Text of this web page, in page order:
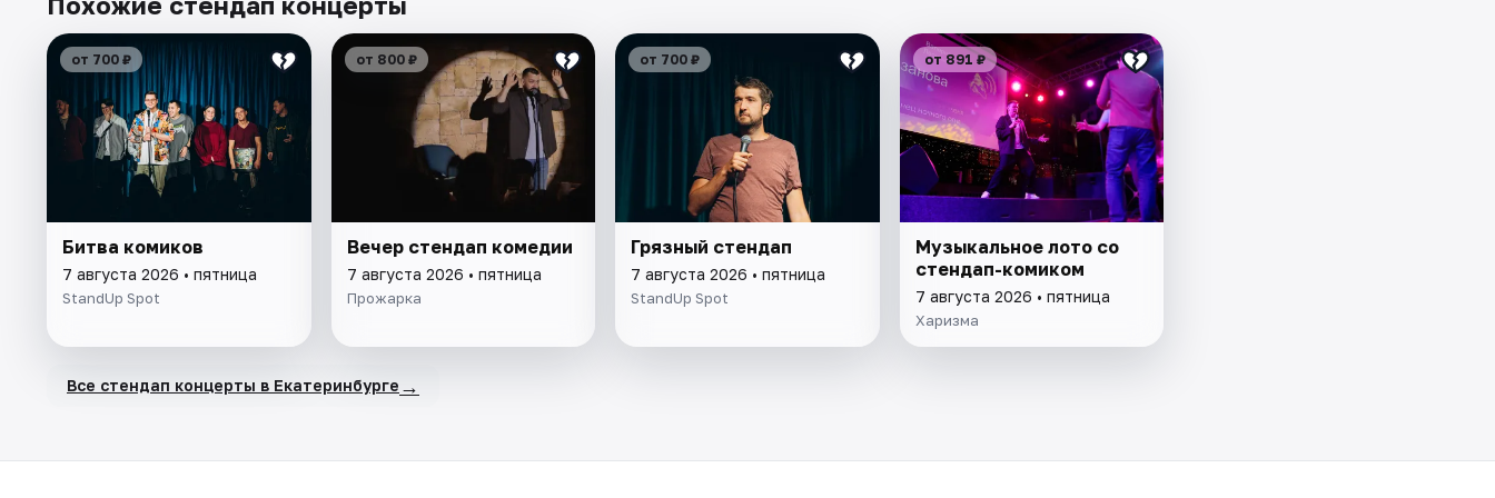
от 700 ₽
Битва комиков
7 августа 2026 • пятница
StandUp Spot
от 800 ₽
Вечер стендап комедии
7 августа 2026 • пятница
Прожарка
от 700 ₽
Грязный стендап
7 августа 2026 • пятница
StandUp Spot
от 891 ₽
Музыкальное лото со
стендап-комиком
7 августа 2026 • пятница
Харизма
Все стендап концерты в Екатеринбурге →